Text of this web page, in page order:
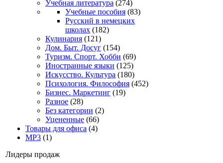
Учебная литература (274)
Учебные пособия (83)
Русский в немецких
школах (182)
Кулинария (121)
Дом. Быт. Досуг (154)
Туризм. Спорт. Хобби (69)
Иностранные языки (125)
Искусство. Культура (180)
Психология. Философия (452)
Бизнес. Маркетинг (19)
Разное (28)
Без категории (2)
Уцененные (66)
Товары для офиса (4)
MP3 (1)
Лидеры продаж